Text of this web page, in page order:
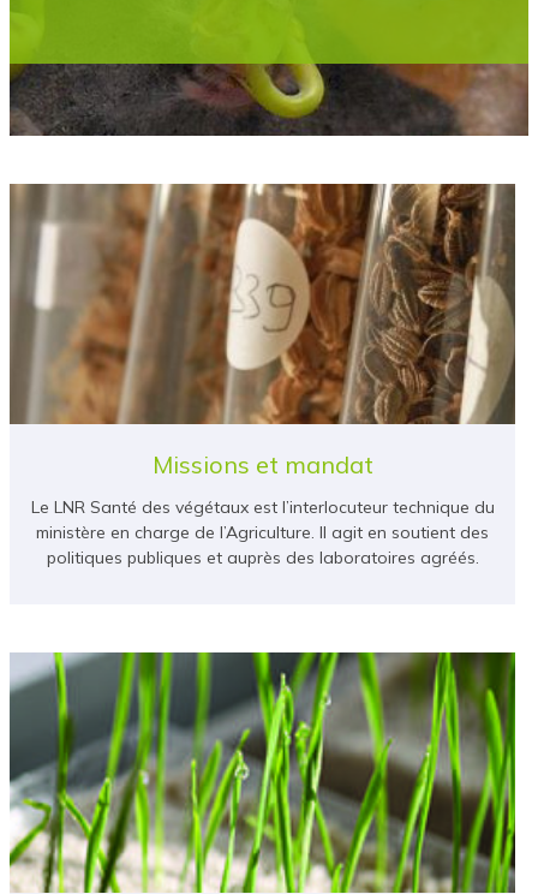
Missions et mandat
Le LNR Santé des végétaux est l’interlocuteur technique du
ministère en charge de l’Agriculture. Il agit en soutient des
politiques publiques et auprès des laboratoires agréés.